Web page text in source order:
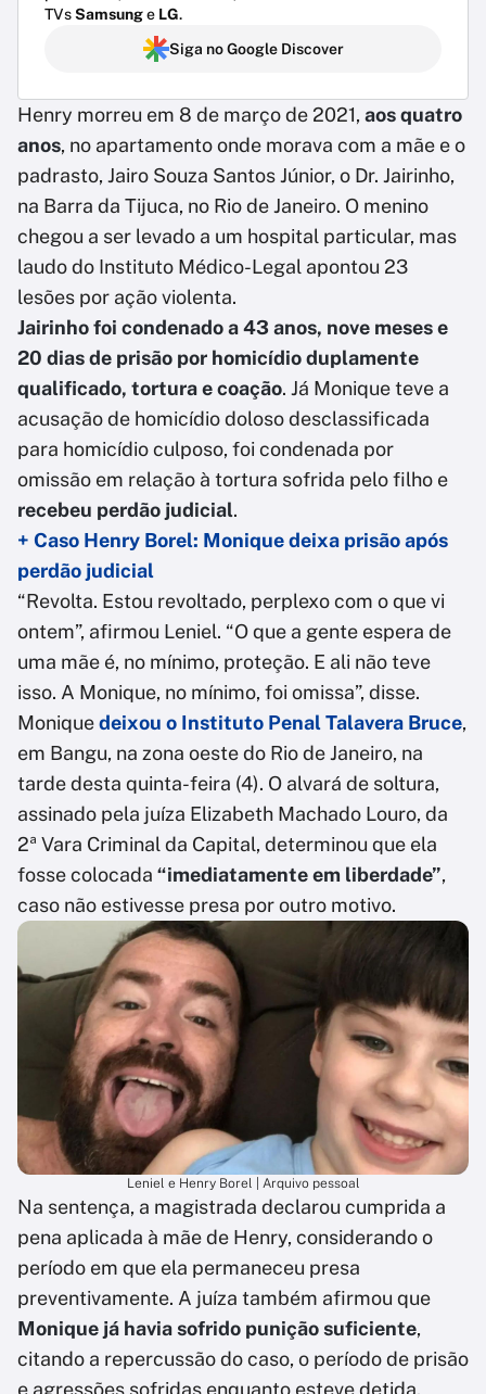
TVsSamsunge LG.
Siga no Google Discover
Henry morreu em 8 de março de 2021, aos quatro
anos, no apartamento onde morava com a mãe e o
padrasto, Jairo Souza Santos Júnior, o Dr. Jairinho,
na Barra da Tijuca, no Rio de Janeiro. O menino
chegou a ser levado a um hospital particular, mas
laudo do Instituto Médico-Legal apontou 23
lesões por ação violenta.
Jairinho foi condenado a 43 anos, nove meses e
20 dias de prisão por homicídio duplamente
qualificado, tortura e coação. Já Monique teve a
acusação de homicídio doloso desclassificada
para homicídio culposo, foi condenada por
omissão em relação à tortura sofrida pelo filho e
recebeu perdão judicial.
+ Caso Henry Borel: Monique deixa prisão após
perdão judicial
“Revolta. Estou revoltado, perplexo com o que vi
ontem”, afirmou Leniel. “O que a gente espera de
uma mãe é, no mínimo, proteção. E ali não teve
isso. A Monique, no mínimo, foi omissa”, disse.
Moniquedeixou o Instituto Penal Talavera Bruce,
em Bangu, na zona oeste do Rio de Janeiro, na
tarde desta quinta-feira (4). O alvará de soltura,
assinado pela juíza Elizabeth Machado Louro, da
2ª Vara Criminal da Capital, determinou que ela
fosse colocada “imediatamente em liberdade”,
caso não estivesse presa por outro motivo.
Leniel e Henry Borel | Arquivo pessoal
Na sentença, a magistrada declarou cumprida a
pena aplicada à mãe de Henry, considerando o
período em que ela permaneceu presa
preventivamente. A juíza também afirmou que
Monique já havia sofrido punição suficiente,
citando a repercussão do caso, o período de prisão